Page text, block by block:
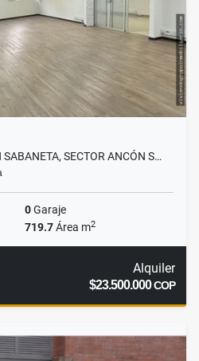
SECTOR ANCÓN S…
0Garaje
719.7Área m2
Alquiler
$23.500.000COP